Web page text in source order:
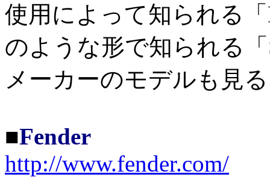
使用によって知られる
のような形で知られる
メーカーのモデルも見
■Fender
http://www.fender.com/